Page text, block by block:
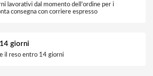
lavorativi dal momento dell'ordine per i
consegna con corriere espresso
giorni
il reso entro 14 giorni